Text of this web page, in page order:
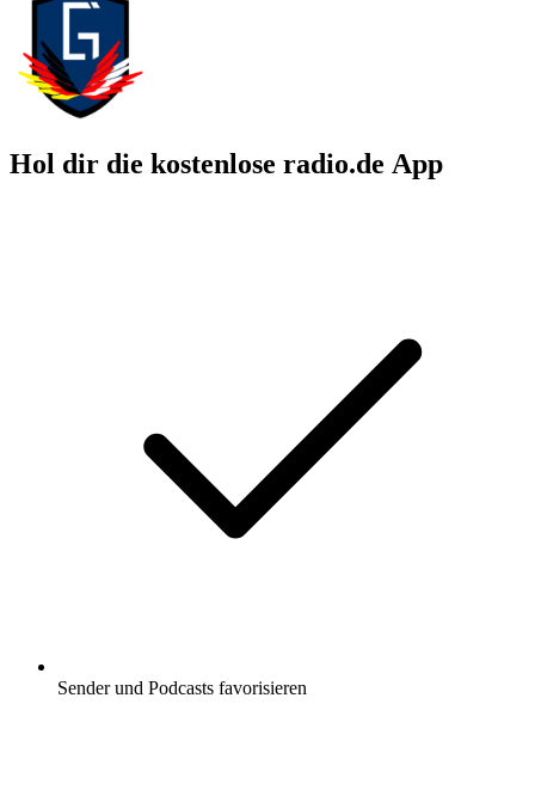
Hol dir die kostenlose radio.de App
Sender und Podcasts favorisieren